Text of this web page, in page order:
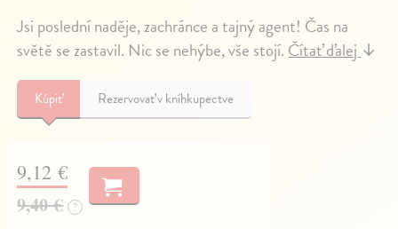
Jsi poslední naděje, zachránce a tajný agent! Čas na
světě se zastavil. Nic se nehýbe, vše stojí.Čítať ďalej↓
Kúpiť Rezervovať v kníhkupectve
9,12 €
9,40 €
?